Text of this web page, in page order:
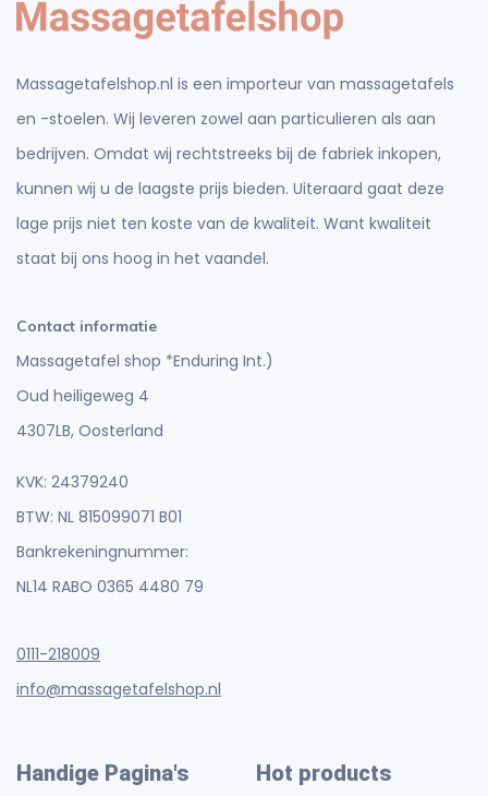
Massagetafelshop.nl is een importeur van massagetafels
en -stoelen. Wij leveren zowel aan particulieren als aan
bedrijven. Omdat wij rechtstreeks bij de fabriek inkopen,
kunnen wij u de laagste prijs bieden. Uiteraard gaat deze
lage prijs niet ten koste van de kwaliteit. Want kwaliteit
staat bij ons hoog in het vaandel.
Contact informatie
Massagetafel shop *Enduring Int.)
Oud heiligeweg 4
4307LB, Oosterland
KVK: 24379240
BTW: NL 815099071 B01
Bankrekeningnummer:
NL14 RABO 0365 4480 79
0111-218009
info@massagetafelshop.nl
Handige Pagina's Hot products